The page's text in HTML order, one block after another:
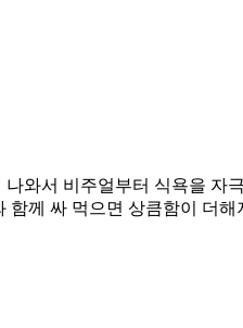
와서 비주얼부터 식욕을 자
함께 싸 먹으면 상큼함이 더